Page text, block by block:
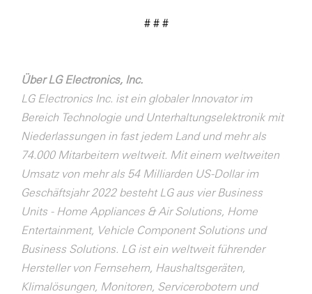
# # #
Über LG Electronics, Inc.
LG Electronics Inc. ist ein globaler Innovator im
Bereich Technologie und Unterhaltungselektronik mit
Niederlassungen in fast jedem Land und mehr als
74.000 Mitarbeitern weltweit. Mit einem weltweiten
Umsatz von mehr als 54 Milliarden US-Dollar im
Geschäftsjahr 2022 besteht LG aus vier Business
Units - Home Appliances & Air Solutions, Home
Entertainment, Vehicle Component Solutions und
Business Solutions. LG ist ein weltweit führender
Hersteller von Fernsehern, Haushaltsgeräten,
Klimalösungen, Monitoren, Servicerobotern und